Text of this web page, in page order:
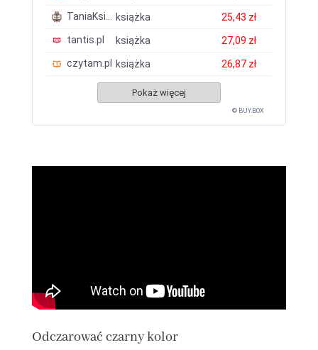
TaniaKsiazka.pl
książka
25,43 zł
tantis.pl
książka
27,09 zł
czytam.pl książka 26,87 zł
Pokaż więcej
© BUY.BOX
Odczarować czarny kolor